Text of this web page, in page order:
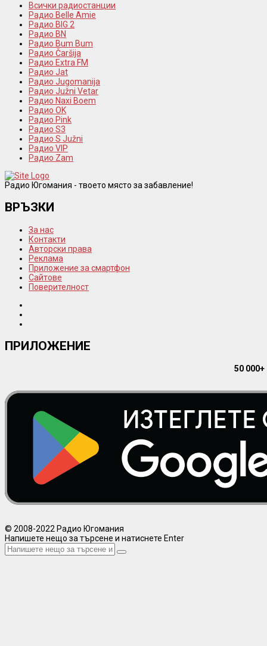
Всички радиостанции
Радио Belle Amie
Радио BIG 2
Радио BN
Радио Bum Bum
Радио Čaršija
Радио Extra FM
Радио Jat
Радио Jugomanija
Радио Južni Vetar
Радио Naxi Boem
Радио OK
Радио Pink
Радио S3
Радио S Južni
Радио VIP
Радио Zam
Радио Югомания - твоето място за забавление!
ВРЪЗКИ
За нас
Контакти
Авторски права
Реклама
Приложение за смартфон
Сайтове
Поверителност
ПРИЛОЖЕНИЕ
50
© 2008-2022 Радио Югомания
Напишете нещо за търсене и натиснете Enter